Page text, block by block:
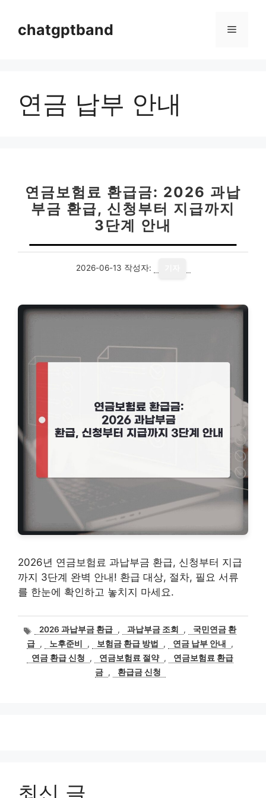
chatgptband 메
연금 납부 안내
연금보험료 환급금: 2026 과납
부금 환급, 신청부터 지급까지
3단계 안내
2026-06-13 작성자:
2026년 연금보험료 과납부금 환급, 신청부터 지급
까지 3단계 완벽 안내! 환급 대상, 절차, 필요 서류
를 한눈에 확인하고 놓치지 마세요.
태
그
2026 과납부금 환급 , 과납부금 조회 ,
국민연금 환
급 , 노후준비 , 보험금 환급 방법 , 연금 납부 안내
,
연금 환급 신청
, 연금보험료 절약 ,
연금보험료 환급
금 , 환급금 신청
최신 글